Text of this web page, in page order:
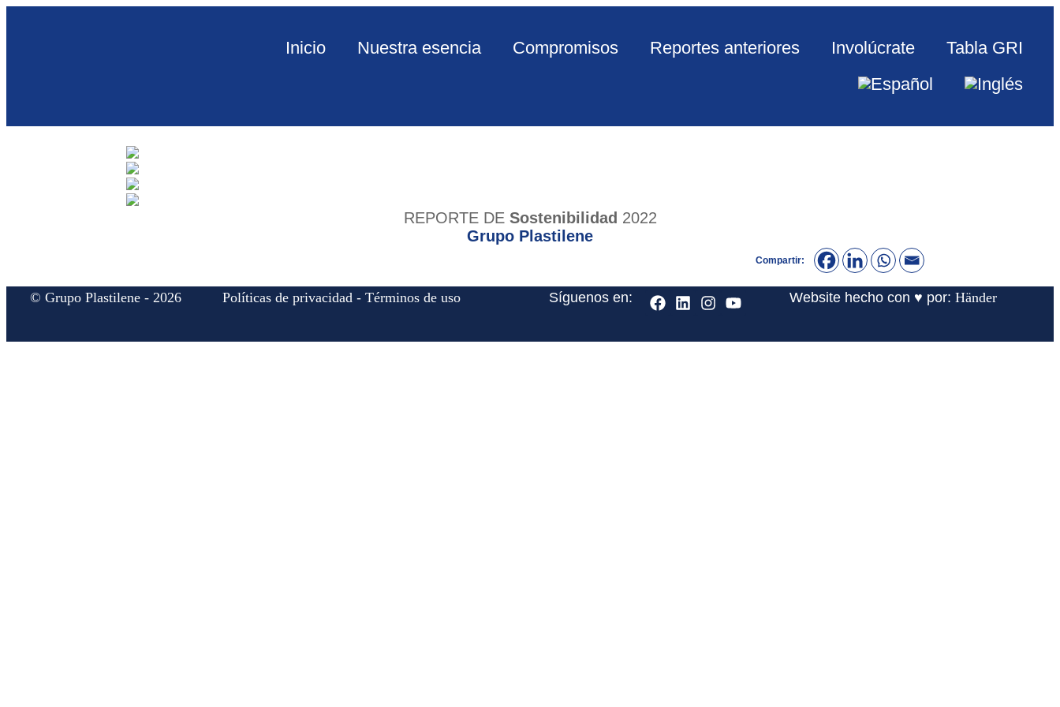
Inicio Nuestra esencia Compromisos Reportes anteriores Involúcrate Tabla GRI
REPORTE DE Sostenibilidad 2022
Grupo Plastilene
Compartir:
© Grupo Plastilene - 2026 Políticas de privacidad - Términos de uso Síguenos en: Website hecho con ♥ por:Händer